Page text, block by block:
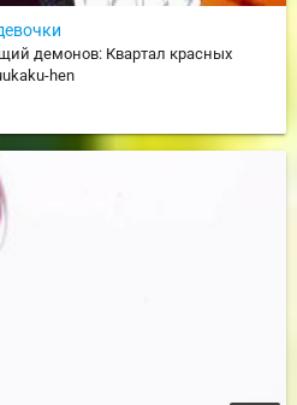
демонов: Квартал красных
hen